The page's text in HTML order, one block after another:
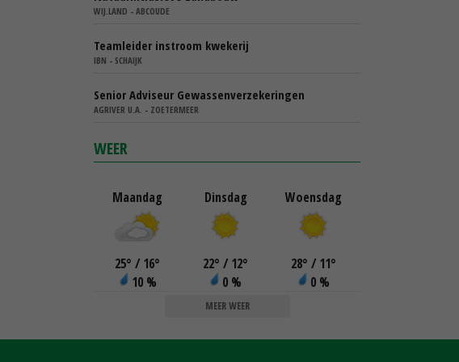
WIJ.LAND - ABCOUDE
Teamleider instroom kwekerij
IBN - SCHAIJK
Senior Adviseur Gewassenverzekeringen
AGRIVER U.A. - ZOETERMEER
WEER
Maandag
25° / 16°
10 %
Dinsdag
22° / 12°
0 %
Woensdag
28° / 11°
0 %
MEER WEER